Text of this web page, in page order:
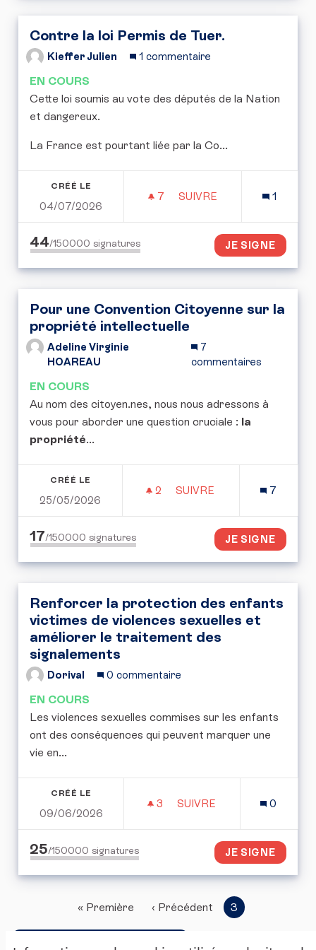
Contre la loi Permis de Tuer.
Kieffer Julien 1 commentaire
EN COURS
Cette loi soumis au vote des députés de la Nation
et dangereux.
La France est pourtant liée par la Co...
CRÉÉ LE
04/07/2026
7 7 ABONNÉS
SUIVRE
1
44/150000 signatures JE SIGNE
Pour une Convention Citoyenne sur la
propriété intellectuelle
Adeline Virginie
HOAREAU
7
commentaires
EN COURS
Au nom des citoyen.nes, nous nous adressons à
vous pour aborder une question cruciale : la
propriété...
CRÉÉ LE
25/05/2026
2 2 ABONNÉS
SUIVRE
7
17/150000 signatures JE SIGNE
Renforcer la protection des enfants
victimes de violences sexuelles et
améliorer le traitement des
signalements
Dorival 0 commentaire
EN COURS
Les violences sexuelles commises sur les enfants
ont des conséquences qui peuvent marquer une
vie en...
CRÉÉ LE
09/06/2026
3 3 ABONNÉS
SUIVRE
0
25/150000 signatures JE SIGNE
« Première ‹ Précédent 3
Accéder à la corbeille ouverte